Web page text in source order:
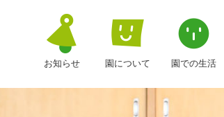
お知らせ 園について 園での生活